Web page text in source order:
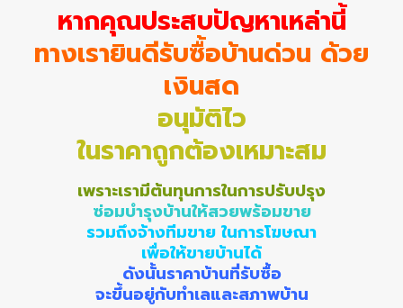
หากคุณประสบปัญหาเหล่านี้
ทางเรายินดีรับซื้อบ้านด่วน ด้วย
เงินสด
อนุมัติไว
ในราคาถูกต้องเหมาะสม
เพราะเรามีต้นทุนการในการปรับปรุง
ซ่อมบำรุงบ้านให้สวยพร้อมขาย
รวมถึงจ้างทีมขาย ในการโฆษณา
เพื่อให้ขายบ้านได้
ดังนั้นราคาบ้านที่รับซื้อ
จะขึ้นอยู่กับทำเลและสภาพบ้าน